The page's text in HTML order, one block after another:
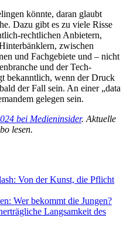
könnte, daran glaubt
Dazu gibt es zu viele Risse
rechtlichen Anbietern,
zwischen
und Fachgebiete und – nicht
und der Tech-
bekanntlich, wenn der Druck
der Fall sein. An einer „data
gelegen sein.
bei Medieninsider. Aktuelle
lesen.
Von der Kunst, die Pflicht
Wer bekommt die Jungen?
Langsamkeit des